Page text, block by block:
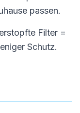
passen.
Filter =
Schutz.